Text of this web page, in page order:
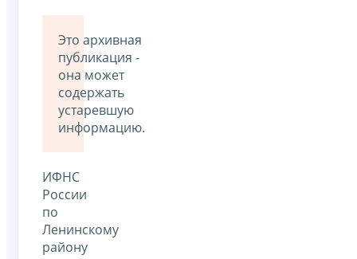
Это архивная
публикация -
она может
содержать
устаревшую
информацию.
ИФНС
России
по
Ленинскому
району